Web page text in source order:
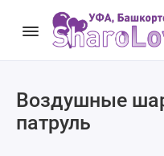
Воздушные
патруль